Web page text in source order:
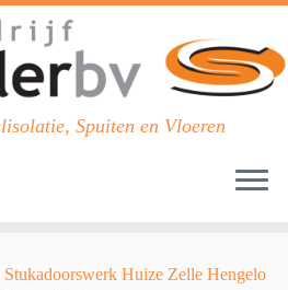
Spuiten en Vloeren
Stukadoorswerk Huize Zelle Hengelo